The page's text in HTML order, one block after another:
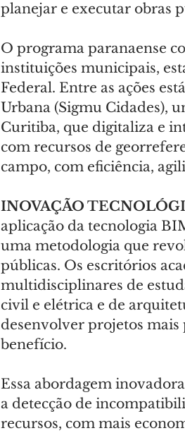
planejar e executar obras
O programa paranaense
instituições municipais,
Federal. Entre as ações
Urbana (Sigmu Cidades),
Curitiba, que digitaliza e
com recursos de
campo, com eficiência,
INOVAÇÃO
aplicação da tecnologia
uma metodologia que
públicas. Os escritórios
multidisciplinares de
civil e elétrica e de
desenvolver projetos mais
benefício.
Essa abordagem
a detecção de
recursos, com mais